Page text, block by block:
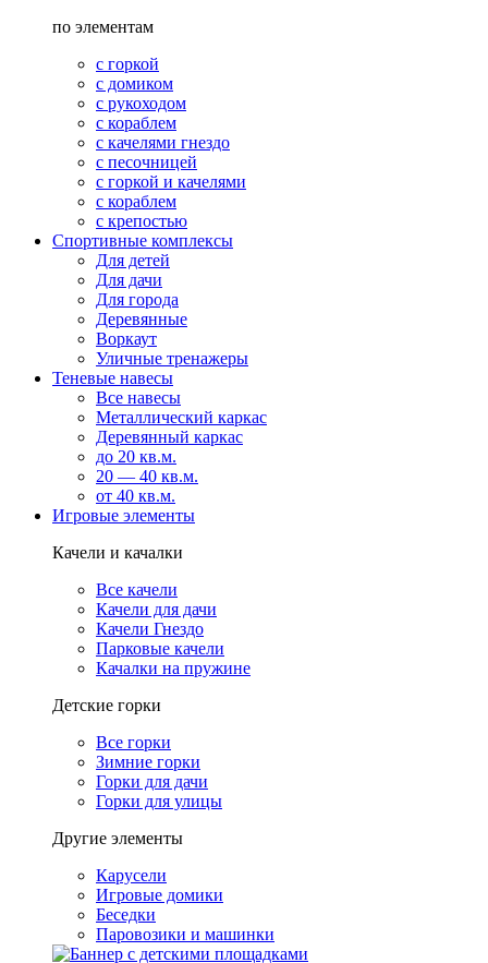
по элементам
с горкой
с домиком
с рукоходом
с кораблем
с качелями гнездо
с песочницей
с горкой и качелями
с кораблем
с крепостью
Спортивные комплексы
Для детей
Для дачи
Для города
Деревянные
Воркаут
Уличные тренажеры
Теневые навесы
Все навесы
Металлический каркас
Деревянный каркас
до 20 кв.м.
20 — 40 кв.м.
от 40 кв.м.
Игровые элементы
Качели и качалки
Все качели
Качели для дачи
Качели Гнездо
Парковые качели
Качалки на пружине
Детские горки
Все горки
Зимние горки
Горки для дачи
Горки для улицы
Другие элементы
Карусели
Игровые домики
Беседки
Паровозики и машинки